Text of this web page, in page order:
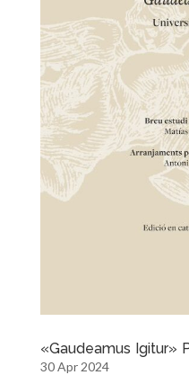
«Gaudeamus Igitur»
30 Apr 2024